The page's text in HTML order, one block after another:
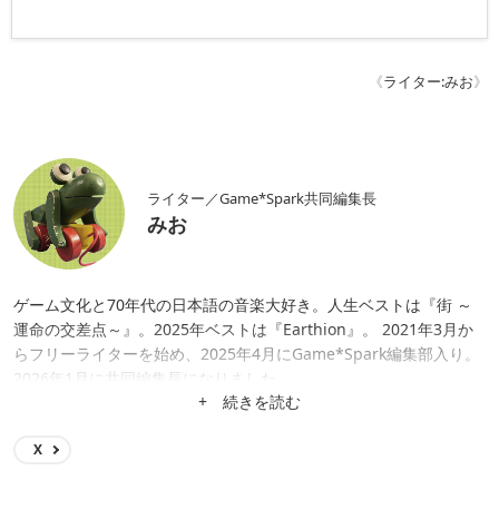
《ライター:みお》
ライター／Game*Spark共同編集長
みお
ゲーム文化と70年代の日本語の音楽大好き。人生ベストは『街 ～
運命の交差点～』。2025年ベストは『Earthion』。 2021年3月か
らフリーライターを始め、2025年4月にGame*Spark編集部入り。
2026年1月に共同編集長になりました。
+ 続きを読む
X